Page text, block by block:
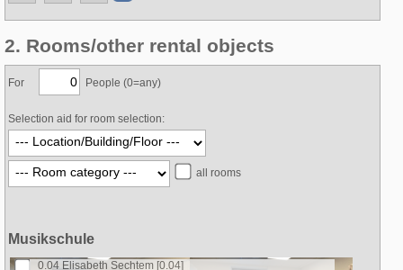
2. Rooms/other rental objects
For People (0=any)
Selection aid for room selection:
all rooms
Musikschule
0.04 Elisabeth Sechtem [0.04]